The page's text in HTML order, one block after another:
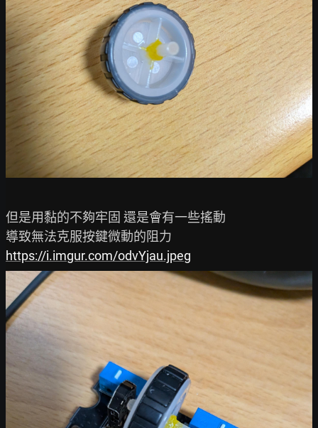
但是用黏的不夠牢固 還是會有一些搖動
https://i.imgur.com/odvYjau.jpeg